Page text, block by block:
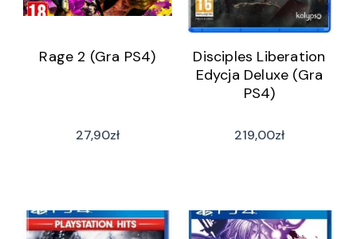
Rage 2 (Gra PS4)
27,90zł
Disciples Liberation
Edycja Deluxe (Gra
PS4)
219,00zł